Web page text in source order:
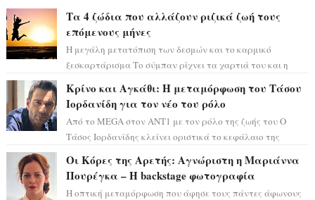
Τα 4 ζώδια που αλλάζουν ριζικά ζωή τους
επόμενους μήνες
Η μεγάλη μετατόπιση των δεσμών και το καρμικό
ξεσκαρτάρισμα Το σύμπαν ρίχνει τα χαρτιά του και η
Κρίνο και Αγκάθι: Η μεταμόρφωση του Τάσου
Ιορδανίδη για τον νέο του ρόλο
Από το MEGA στον ΑΝΤ1 με τον ρόλο της ζωής του Ο
Τάσος Ιορδανίδης κλείνει οριστικά το κεφάλαιο της
Οι Κόρες της Αρετής: Αγνώριστη η Μαριάννα
Πουρέγκα – H backstage φωτογραφία
Η οπτική μεταμόρφωση που άφησε τους πάντες άφωνους